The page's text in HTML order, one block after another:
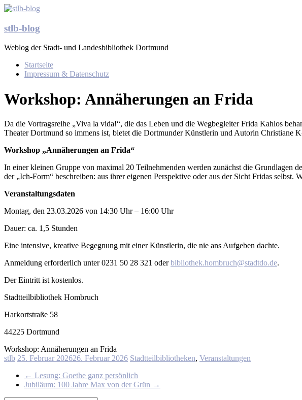
Zum
springen
stlb-blog
Weblog der Stadt- und Landesbibliothek Dortmund
Menü
Startseite
Impressum & Datenschutz
Workshop: Annäherungen an Frida
Da die Vortragsreihe „Viva la vida!“, die das Leben und die Wegbegleiter Frida Kahlos
Theater Dortmund so immens ist, bietet die Dortmunder Künstlerin und Autorin Christiane
Workshop „Annäherungen an Frida“
In einer kleinen Gruppe von maximal 20 Teilnehmenden werden zunächst die Grundlagen
der „Ich-Form“ beschreiben: aus ihrer eigenen Perspektive oder aus der Sicht Fridas selbst.
Veranstaltungsdaten
Montag, den 23.03.2026 von 14:30 Uhr – 16:00 Uhr
Dauer: ca. 1,5 Stunden
Eine intensive, kreative Begegnung mit einer Künstlerin, die nie ans Aufgeben dachte.
Anmeldung erforderlich unter 0231 50 28 321 oderbibliothek.hombruch@stadtdo.de.
Der Eintritt ist kostenlos.
Stadtteilbibliothek Hombruch
Harkortstraße 58
44225 Dortmund
Workshop: Annäherungen an Frida
stlb 25. Februar 202626. Februar 2026 Stadtteilbibliotheken, Veranstaltungen
← Lesung: Goethe ganz persönlich
Jubiläum: 100 Jahre Max von der Grün →